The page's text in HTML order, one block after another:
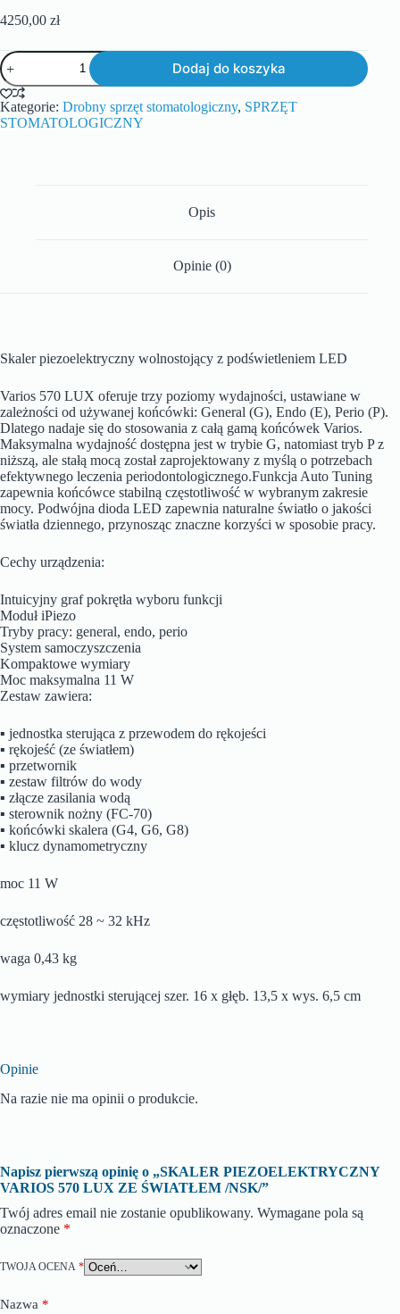
4250,00 zł
Dodaj do koszyka
Kategorie: Drobny sprzęt stomatologiczny, SPRZĘT
STOMATOLOGICZNY
Opis
Opinie (0)
Skaler piezoelektryczny wolnostojący z podświetleniem LED
Varios 570 LUX oferuje trzy poziomy wydajności, ustawiane w
zależności od używanej końcówki: General (G), Endo (E), Perio (P).
Dlatego nadaje się do stosowania z całą gamą końcówek Varios.
Maksymalna wydajność dostępna jest w trybie G, natomiast tryb P z
niższą, ale stałą mocą został zaprojektowany z myślą o potrzebach
efektywnego leczenia periodontologicznego.Funkcja Auto Tuning
zapewnia końcówce stabilną częstotliwość w wybranym zakresie
mocy. Podwójna dioda LED zapewnia naturalne światło o jakości
światła dziennego, przynosząc znaczne korzyści w sposobie pracy.
Cechy urządzenia:
Intuicyjny graf pokrętła wyboru funkcji
Moduł iPiezo
Tryby pracy: general, endo, perio
System samoczyszczenia
Kompaktowe wymiary
Moc maksymalna 11 W
Zestaw zawiera:
▪ jednostka sterująca z przewodem do rękojeści
▪ rękojeść (ze światłem)
▪ przetwornik
▪ zestaw filtrów do wody
▪ złącze zasilania wodą
▪ sterownik nożny (FC-70)
▪ końcówki skalera (G4, G6, G8)
▪ klucz dynamometryczny
moc 11 W
częstotliwość 28 ~ 32 kHz
waga 0,43 kg
wymiary jednostki sterującej szer. 16 x głęb. 13,5 x wys. 6,5 cm
Opinie
Na razie nie ma opinii o produkcie.
Napisz pierwszą opinię o „SKALER PIEZOELEKTRYCZNY
VARIOS 570 LUX ZE ŚWIATŁEM /NSK/”
Twój adres email nie zostanie opublikowany. Wymagane pola są
oznaczone *
TWOJA OCENA *
Nazwa *